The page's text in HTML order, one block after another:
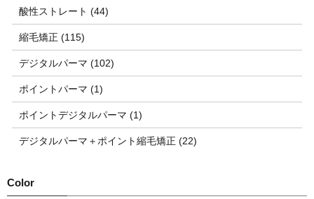
酸性ストレート (44)
縮毛矯正 (115)
デジタルパーマ (102)
ポイントパーマ (1)
ポイントデジタルパーマ (1)
デジタルパーマ＋ポイント縮毛矯正 (22)